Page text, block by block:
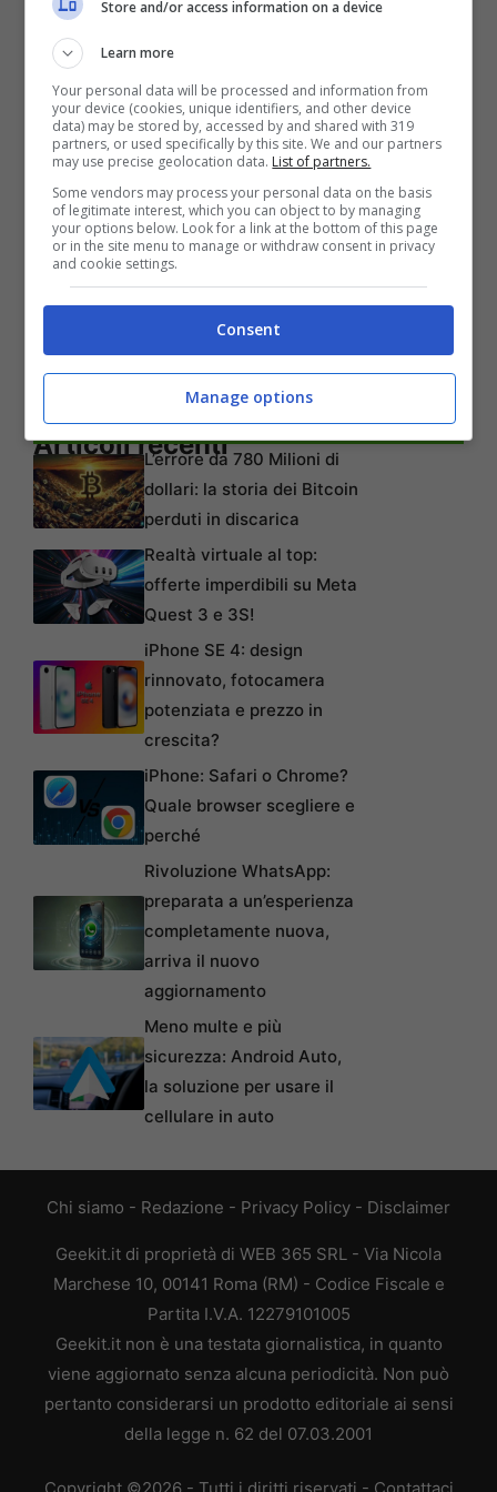
in Russia.
Laboratori di Panda Security consiglia a tutti
gli utenti a diffidare di qualsiasi e-mail relative
iTunes. Gli utenti che pensano che possono
essere stati colpiti è buona norma scaricare il
tool anti-zeus trojan e verificare che il pc non
sia stato infetto.
Articoli recentiL’errore da 780 Milioni di
dollari: la storia dei Bitcoin
perduti in discarica
Realtà virtuale al top:
offerte imperdibili su Meta
Quest 3 e 3S!
iPhone SE 4: design
rinnovato, fotocamera
potenziata e prezzo in
crescita?
iPhone: Safari o Chrome?
Quale browser scegliere e
perché
Rivoluzione WhatsApp:
preparata a un’esperienza
completamente nuova,
arriva il nuovo
aggiornamento
Meno multe e più
sicurezza: Android Auto,
la soluzione per usare il
cellulare in auto
Chi siamo - Redazione - Privacy Policy - Disclaimer
Geekit.it di proprietà di WEB 365 SRL - Via Nicola
Marchese 10, 00141 Roma (RM) - Codice Fiscale e
Partita I.V.A. 12279101005
Geekit.it non è una testata giornalistica, in quanto
viene aggiornato senza alcuna periodicità. Non può
pertanto considerarsi un prodotto editoriale ai sensi
della legge n. 62 del 07.03.2001
Store and/or access information on a device
Learn more
Your personal data will be processed and information from
your device (cookies, unique identifiers, and other device
data) may be stored by, accessed by and shared with 319
partners, or used specifically by this site. We and our partners
may use precise geolocation data. List of partners.
Some vendors may process your personal data on the basis
of legitimate interest, which you can object to by managing
your options below. Look for a link at the bottom of this page
or in the site menu to manage or withdraw consent in privacy
and cookie settings.
Consent
Manage options